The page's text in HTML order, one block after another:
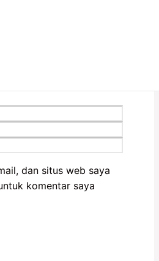
dan situs web saya
komentar saya